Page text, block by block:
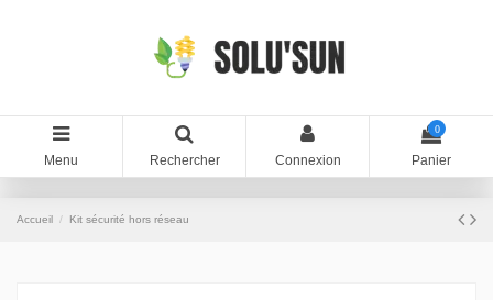
Menu Rechercher Connexion
0
Panier
Accueil Kit sécurité hors réseau